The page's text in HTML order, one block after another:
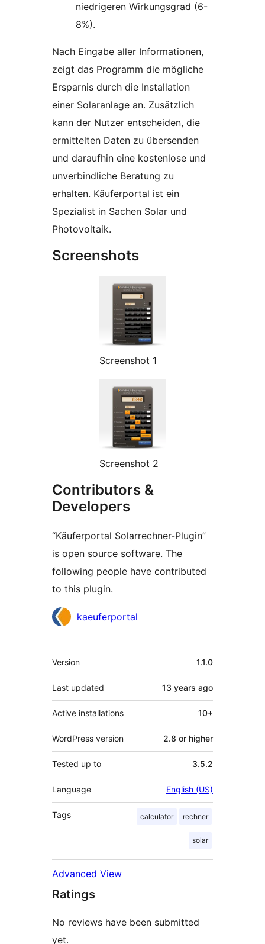
niedrigeren Wirkungsgrad (6-
8%).
Nach Eingabe aller Informationen,
zeigt das Programm die mögliche
Ersparnis durch die Installation
einer Solaranlage an. Zusätzlich
kann der Nutzer entscheiden, die
ermittelten Daten zu übersenden
und daraufhin eine kostenlose und
unverbindliche Beratung zu
erhalten. Käuferportal ist ein
Spezialist in Sachen Solar und
Photovoltaik.
Screenshots
Screenshot 1
Screenshot 2
Contributors &
Developers
“Käuferportal Solarrechner-Plugin”
is open source software. The
following people have contributed
to this plugin.
Contributors
kaeuferportal
Meta
Version 1.1.0
Last updated 13 years ago
Active installations 10+
WordPress version 2.8 or higher
Tested up to 3.5.2
Language English (US)
Tags calculator rechner
solar
Advanced View
Ratings
No reviews have been submitted
yet.